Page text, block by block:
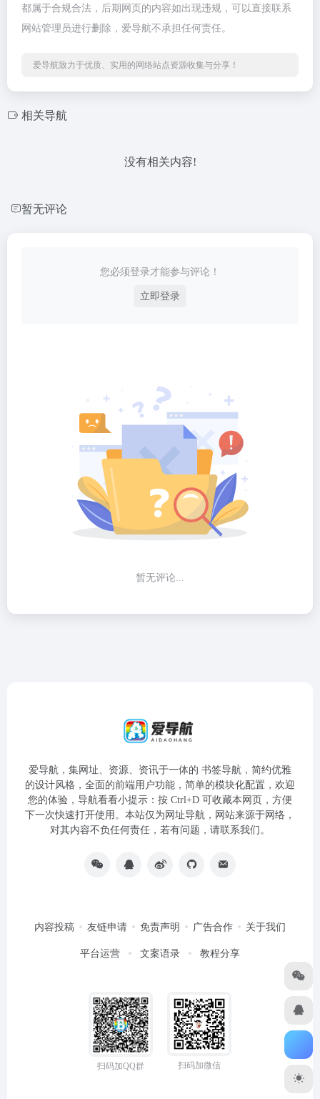
都属于合规合法，后期网页的内容如出现违规，可以直接联系
网站管理员进行删除，爱导航不承担任何责任。
爱导航致力于优质、实用的网络站点资源收集与分享！
相关导航
没有相关内容!
暂无评论
您必须登录才能参与评论！
立即登录
暂无评论...
爱导航，集网址、资源、资讯于一体的 书签导航，简约优雅
的设计风格，全面的前端用户功能，简单的模块化配置，欢迎
您的体验，导航看看小提示：按 Ctrl+D 可收藏本网页，方便
下一次快速打开使用。本站仅为网址导航，网站来源于网络，
对其内容不负任何责任，若有问题，请联系我们。
内容投稿 友链申请 免责声明 广告合作 关于我们
平台运营 文案语录 教程分享
扫码加QQ群 扫码加微信